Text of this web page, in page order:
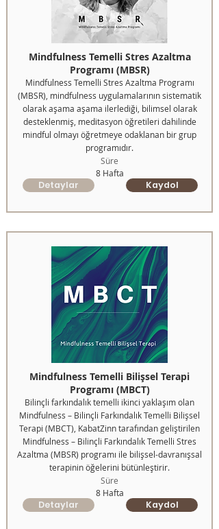
Mindfulness Temelli Stres Azaltma
Programı (MBSR)
Mindfulness Temelli Stres Azaltma Programı
(MBSR), mindfulness uygulamalarının sistematik
olarak aşama aşama ilerlediği, bilimsel olarak
desteklenmiş, meditasyon öğretileri dahilinde
mindful olmayı öğretmeye odaklanan bir grup
programıdır.
Süre
8 Hafta
Detaylar Kaydol
Mindfulness Temelli Bilişsel Terapi
Programı (MBCT)
Bilinçli farkındalık temelli ikinci yaklaşım olan
Mindfulness – Bilinçli Farkındalık Temelli Bilişsel
Terapi (MBCT), KabatZinn tarafından geliştirilen
Mindfulness – Bilinçli Farkındalık Temelli Stres
Azaltma (MBSR) programı ile bilişsel-davranışsal
terapinin öğelerini bütünleştirir.
Süre
8 Hafta
Detaylar Kaydol